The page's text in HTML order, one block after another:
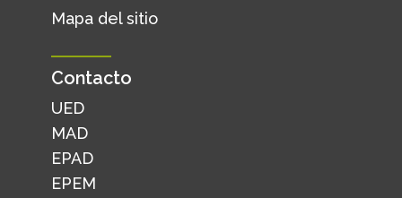
Mapa del sitio
Contacto
UED
MAD
EPAD
EPEM